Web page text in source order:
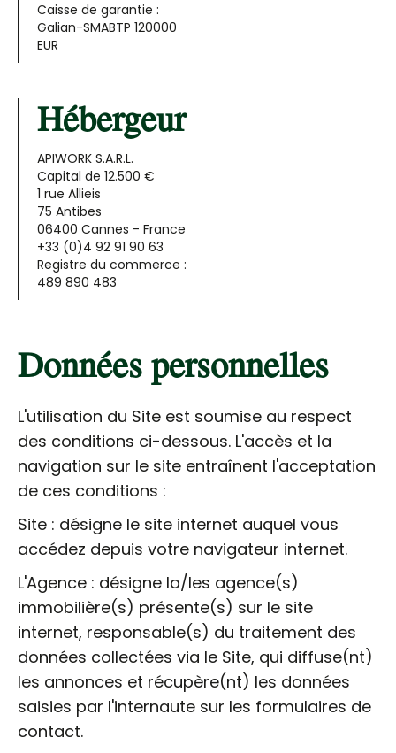
Caisse de garantie :
Galian-SMABTP 120000
EUR
Hébergeur
APIWORK S.A.R.L.
Capital de 12.500 €
1 rue Allieis
75 Antibes
06400 Cannes - France
+33 (0)4 92 91 90 63
Registre du commerce :
489 890 483
Données personnelles
L'utilisation du Site est soumise au respect
des conditions ci-dessous. L'accès et la
navigation sur le site entraînent l'acceptation
de ces conditions :
Site : désigne le site internet auquel vous
accédez depuis votre navigateur internet.
L'Agence : désigne la/les agence(s)
immobilière(s) présente(s) sur le site
internet, responsable(s) du traitement des
données collectées via le Site, qui diffuse(nt)
les annonces et récupère(nt) les données
saisies par l'internaute sur les formulaires de
contact.